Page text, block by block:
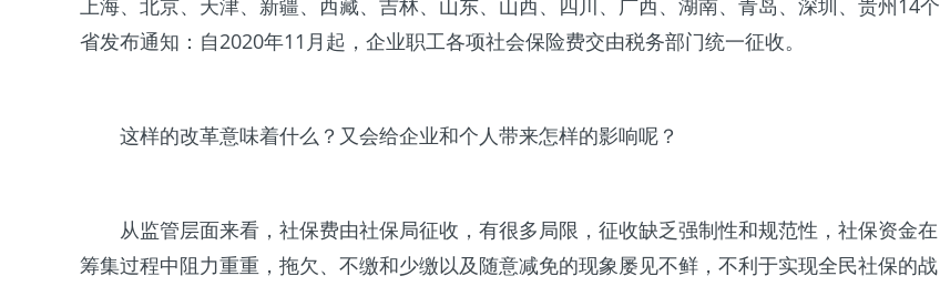
上海、北京、天津、新疆、西藏、吉林、山东、山西、四川、广西、湖南、青岛、深圳、贵州14个
省发布通知：自2020年11月起，企业职工各项社会保险费交由税务部门统一征收。
这样的改革意味着什么？又会给企业和个人带来怎样的影响呢？
从监管层面来看，社保费由社保局征收，有很多局限，征收缺乏强制性和规范性，社保资金在
筹集过程中阻力重重，拖欠、不缴和少缴以及随意减免的现象屡见不鲜，不利于实现全民社保的战